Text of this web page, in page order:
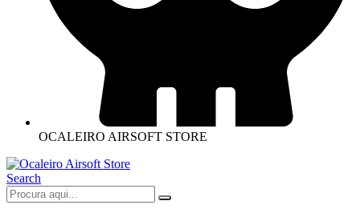
OCALEIRO AIRSOFT STORE
Search